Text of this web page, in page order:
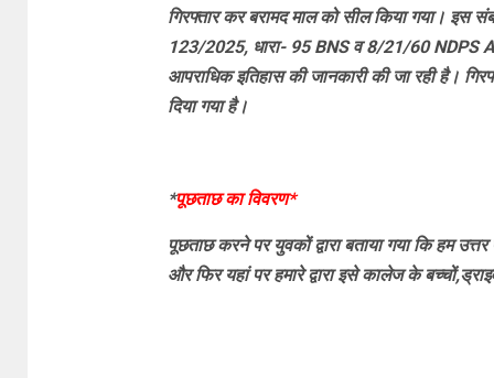
गिरफ्तार कर बरामद माल को सील किया गया। इस
123/2025, धारा- 95 BNS व 8/21/60 NDPS
आपराधिक इतिहास की जानकारी की जा रही है।
दिया गया है।
*पूछताछ का विवरण*
पूछताछ करने पर युवकों द्वारा बताया गया कि हम
और फिर यहां पर हमारे द्वारा इसे कालेज के